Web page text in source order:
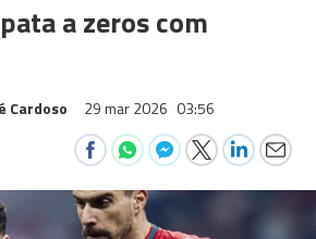
a zeros com
Cardoso 29 mar 2026 03:56